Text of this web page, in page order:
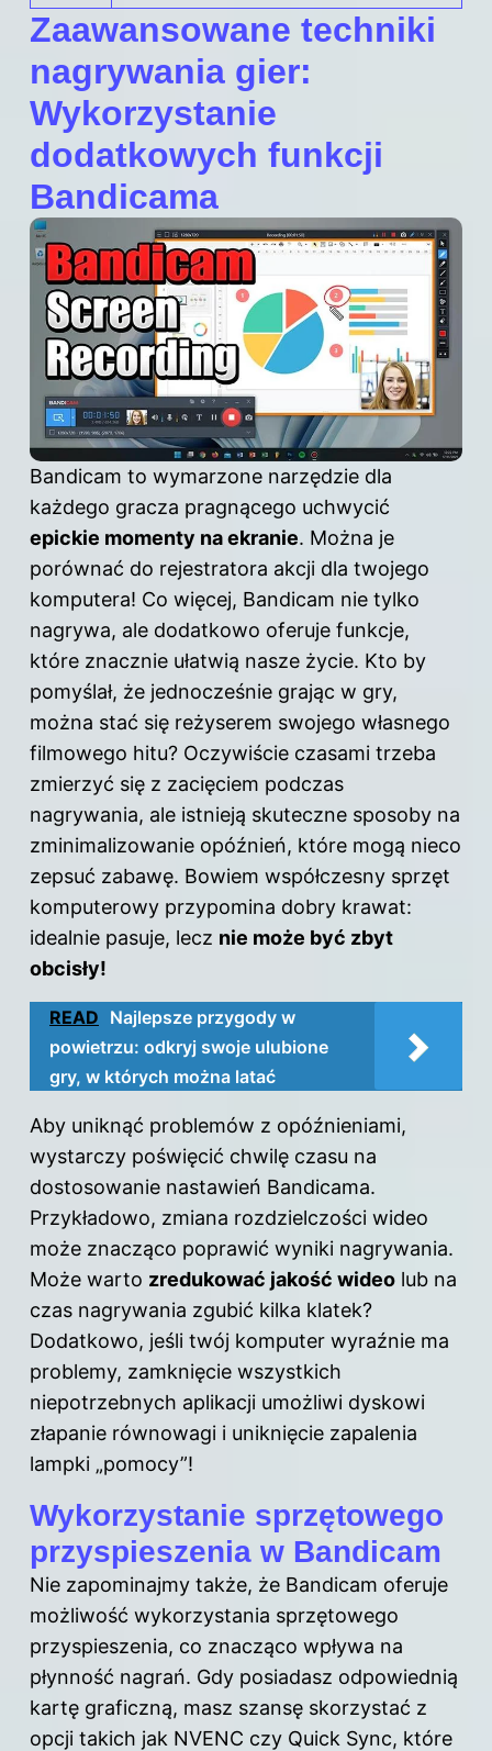
Zaawansowane techniki
nagrywania gier:
Wykorzystanie
dodatkowych funkcji
Bandicama
Bandicam to wymarzone narzędzie dla
każdego gracza pragnącego uchwycić
epickie momenty na ekranie. Można je
porównać do rejestratora akcji dla twojego
komputera! Co więcej, Bandicam nie tylko
nagrywa, ale dodatkowo oferuje funkcje,
które znacznie ułatwią nasze życie. Kto by
pomyślał, że jednocześnie grając w gry,
można stać się reżyserem swojego własnego
filmowego hitu? Oczywiście czasami trzeba
zmierzyć się z zacięciem podczas
nagrywania, ale istnieją skuteczne sposoby na
zminimalizowanie opóźnień, które mogą nieco
zepsuć zabawę. Bowiem współczesny sprzęt
komputerowy przypomina dobry krawat:
idealnie pasuje, lecz nie może być zbyt
obcisły!
READ Najlepsze przygody w
powietrzu: odkryj swoje ulubione
gry, w których można latać
Aby uniknąć problemów z opóźnieniami,
wystarczy poświęcić chwilę czasu na
dostosowanie nastawień Bandicama.
Przykładowo, zmiana rozdzielczości wideo
może znacząco poprawić wyniki nagrywania.
Może warto zredukować jakość wideo lub na
czas nagrywania zgubić kilka klatek?
Dodatkowo, jeśli twój komputer wyraźnie ma
problemy, zamknięcie wszystkich
niepotrzebnych aplikacji umożliwi dyskowi
złapanie równowagi i uniknięcie zapalenia
lampki „pomocy”!
Wykorzystanie sprzętowego
przyspieszenia w Bandicam
Nie zapominajmy także, że Bandicam oferuje
możliwość wykorzystania sprzętowego
przyspieszenia, co znacząco wpływa na
płynność nagrań. Gdy posiadasz odpowiednią
kartę graficzną, masz szansę skorzystać z
opcji takich jak NVENC czy Quick Sync, które